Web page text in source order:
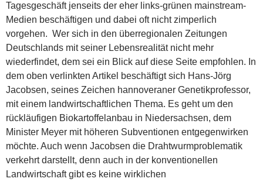
Tagesgeschäft jenseits der eher links-grünen mainstream-
Medien beschäftigen und dabei oft nicht zimperlich
vorgehen. Wer sich in den überregionalen Zeitungen
Deutschlands mit seiner Lebensrealität nicht mehr
wiederfindet, dem sei ein Blick auf diese Seite empfohlen. In
dem oben verlinkten Artikel beschäftigt sich Hans-Jörg
Jacobsen, seines Zeichen hannoveraner Genetikprofessor,
mit einem landwirtschaftlichen Thema. Es geht um den
rückläufigen Biokartoffelanbau in Niedersachsen, dem
Minister Meyer mit höheren Subventionen entgegenwirken
möchte. Auch wenn Jacobsen die Drahtwurmproblematik
verkehrt darstellt, denn auch in der konventionellen
Landwirtschaft gibt es keine wirklichen